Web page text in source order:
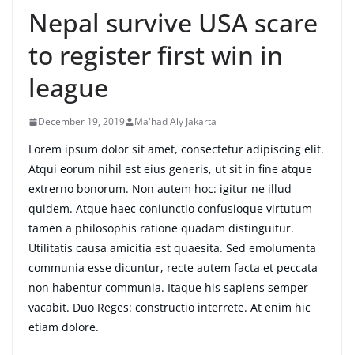
Nepal survive USA scare
to register first win in
league
December 19, 2019 Ma'had Aly Jakarta
Lorem ipsum dolor sit amet, consectetur adipiscing elit.
Atqui eorum nihil est eius generis, ut sit in fine atque
extrerno bonorum. Non autem hoc: igitur ne illud
quidem. Atque haec coniunctio confusioque virtutum
tamen a philosophis ratione quadam distinguitur.
Utilitatis causa amicitia est quaesita. Sed emolumenta
communia esse dicuntur, recte autem facta et peccata
non habentur communia. Itaque his sapiens semper
vacabit. Duo Reges: constructio interrete. At enim hic
etiam dolore.